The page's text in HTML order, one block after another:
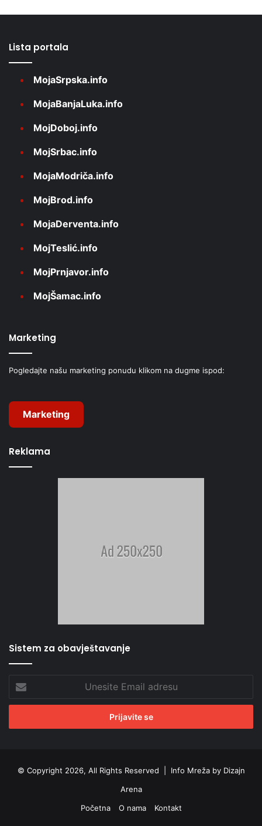
Lista portala
MojaSrpska.info
MojaBanjaLuka.info
MojDoboj.info
MojSrbac.info
MojaModriča.info
MojBrod.info
MojaDerventa.info
MojTeslić.info
MojPrnjavor.info
MojŠamac.info
Marketing
Pogledajte našu marketing ponudu klikom na dugme ispod:
Marketing
Reklama
Sistem za obavještavanje
Email
adresu
© Copyright 2026, All Rights Reserved | Info Mreža by Dizajn
Arena
Početna
O nama Kontakt